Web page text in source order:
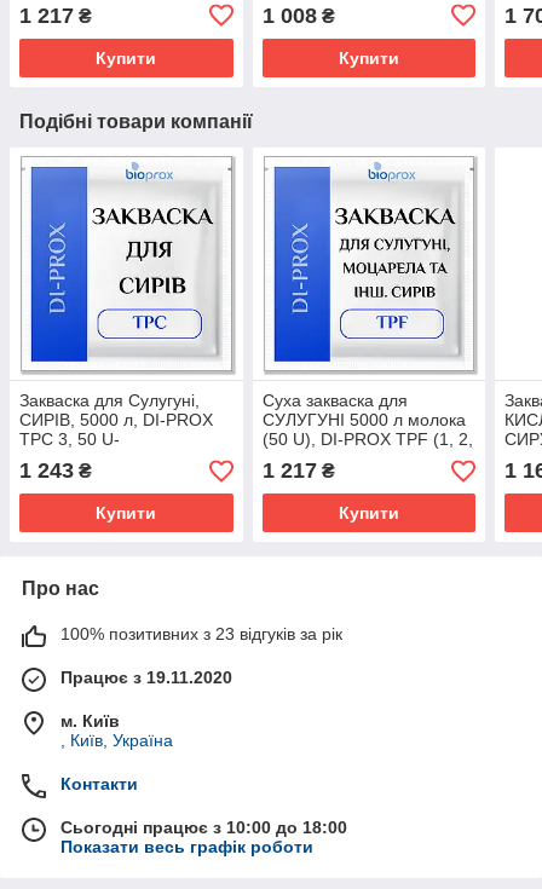
замовлення)
1 217 ₴
Купити
ЙОГУРТУ, СМЕТАНИ
1 008₴
Купити
1
Подібні товари компанії
Закваска для Сулугуні,
СИРІВ, 5000 л, DI-PROX
TPC 3, 50 U-
американська моцарелла,
Качкавал
1 243 ₴
Купити
Суха закваска для
СУЛУГУНІ 5000 л молока
(50 U), DI-PROX TPF (1, 2,
3) - (20 U/2000 л під
замовлення)
1 217₴
Купити
MT
50
1
Про нас
100% позитивних з 23 відгуків за рік
Працює з 19.11.2020
м. Київ
, Київ, Україна
Контакти
Сьогодні працює з 10:00 до 18:00
Показати весь графік роботи